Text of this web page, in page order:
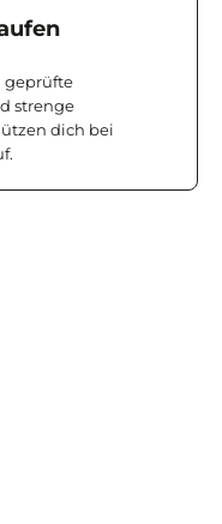
geprüfte
strenge
dich bei